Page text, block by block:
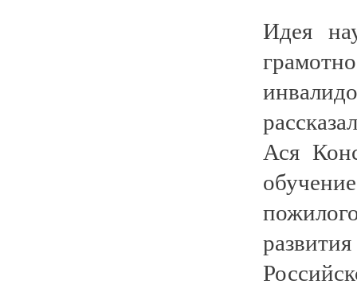
Идея
Ася